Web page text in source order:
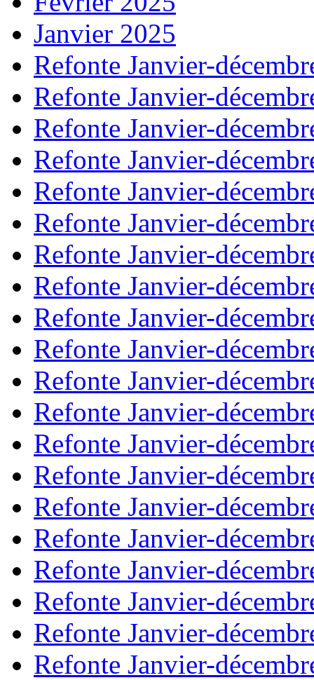
Janvier 2025
Refonte Janvier-
Refonte Janvier-
Refonte Janvier-
Refonte Janvier-
Refonte Janvier-
Refonte Janvier-
Refonte Janvier-
Refonte Janvier-
Refonte Janvier-
Refonte Janvier-
Refonte Janvier-
Refonte Janvier-
Refonte Janvier-
Refonte Janvier-
Refonte Janvier-
Refonte Janvier-
Refonte Janvier-
Refonte Janvier-
Refonte Janvier-
Refonte Janvier-